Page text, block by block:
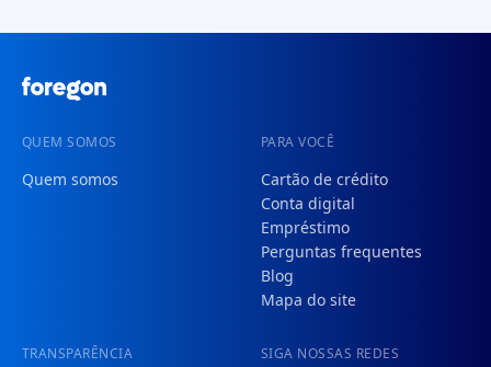
QUEM SOMOS
Quem somos
PARA VOCÊ
Cartão de crédito
Conta digital
Empréstimo
Perguntas frequentes
Blog
Mapa do site
TRANSPARÊNCIA SIGA NOSSAS REDES